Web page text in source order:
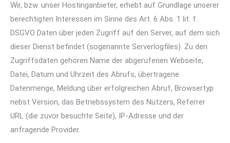
Wir, bzw. unser Hostinganbieter, erhebt auf Grundlage unserer
berechtigten Interessen im Sinne des Art. 6 Abs. 1 lit. f.
DSGVO Daten über jeden Zugriff auf den Server, auf dem sich
dieser Dienst befindet (sogenannte Serverlogfiles). Zu den
Zugriffsdaten gehören Name der abgerufenen Webseite,
Datei, Datum und Uhrzeit des Abrufs, übertragene
Datenmenge, Meldung über erfolgreichen Abruf, Browsertyp
nebst Version, das Betriebssystem des Nutzers, Referrer
URL (die zuvor besuchte Seite), IP-Adresse und der
anfragende Provider.